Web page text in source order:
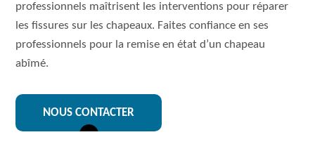
professionnels maîtrisent les interventions pour réparer
les fissures sur les chapeaux. Faites confiance en ses
professionnels pour la remise en état d’un chapeau
abîmé.
NOUS CONTACTER